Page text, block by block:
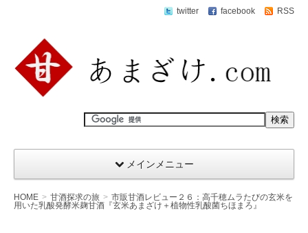
twitter facebook RSS
メインメニュー
HOME 甘酒探求の旅
市販甘酒レビュー２６：高千穂ムラたびの玄米を
用いた乳酸発酵米麹甘酒『玄米あまざけ＋植物性乳酸菌ちほまろ』